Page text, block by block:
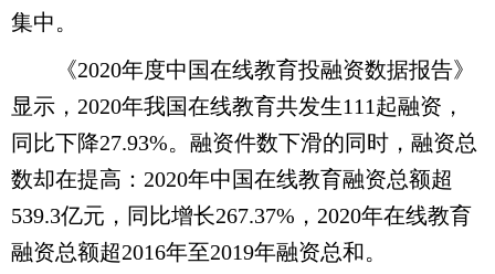
集中。
《2020年度中国在线教育投融资数据报告》
显示，2020年我国在线教育共发生111起融资，
同比下降27.93%。融资件数下滑的同时，融资总
数却在提高：2020年中国在线教育融资总额超
539.3亿元，同比增长267.37%，2020年在线教育
融资总额超2016年至2019年融资总和。